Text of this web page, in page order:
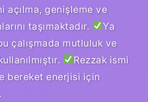
açılma, genişleme ve
taşımaktadır.
Ya
çalışmada mutluluk ve
Rezzak ismi
bereket enerjisi için